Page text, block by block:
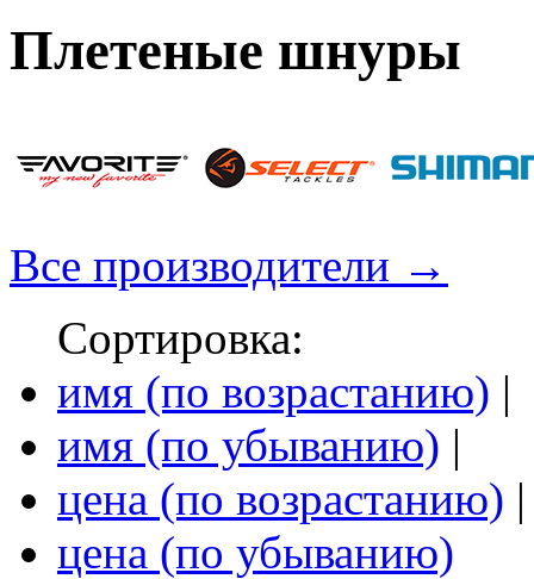
Плетеные шнуры
Все производители →
Сортировка:
имя (по возрастанию) |
имя (по убыванию) |
цена (по возрастанию) |
цена (по убыванию)